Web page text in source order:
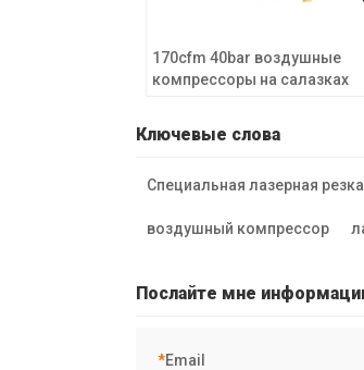
170cfm 40bar воздушные
компрессоры на салазках
поршневого типа
Ключевые слова
Специальная лазерная резка
воздушный компрессор
Послайте мне
*Email